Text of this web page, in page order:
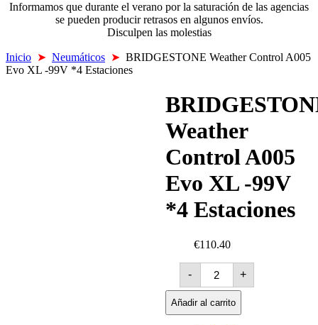
Informamos que durante el verano por la saturación de las agencias
se pueden producir retrasos en algunos envíos.
Disculpen las molestias
Inicio ➤ Neumáticos ➤ BRIDGESTONE Weather Control A005
Evo XL -99V *4 Estaciones
Weather
Control A005
Evo XL -99V
*4 Estaciones
€110.40
-
BRIDGESTONE
Weather
Control
A005
Evo
+
Añadir al carrito